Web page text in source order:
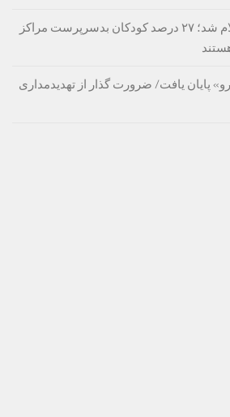
در گفت‌وگو با ایرنا اعلام شد؛ ۲۷ درصد کودکان بدسرپرست مراکز
پایان یافت/ ضرورت گذار از تهدیدمداری